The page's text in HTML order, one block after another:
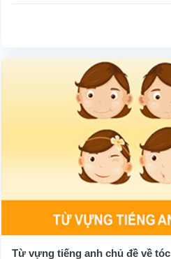
Từ vựng tiếng anh chủ đề về tóc